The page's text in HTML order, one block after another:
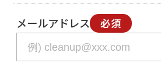
メールアドレス 必須